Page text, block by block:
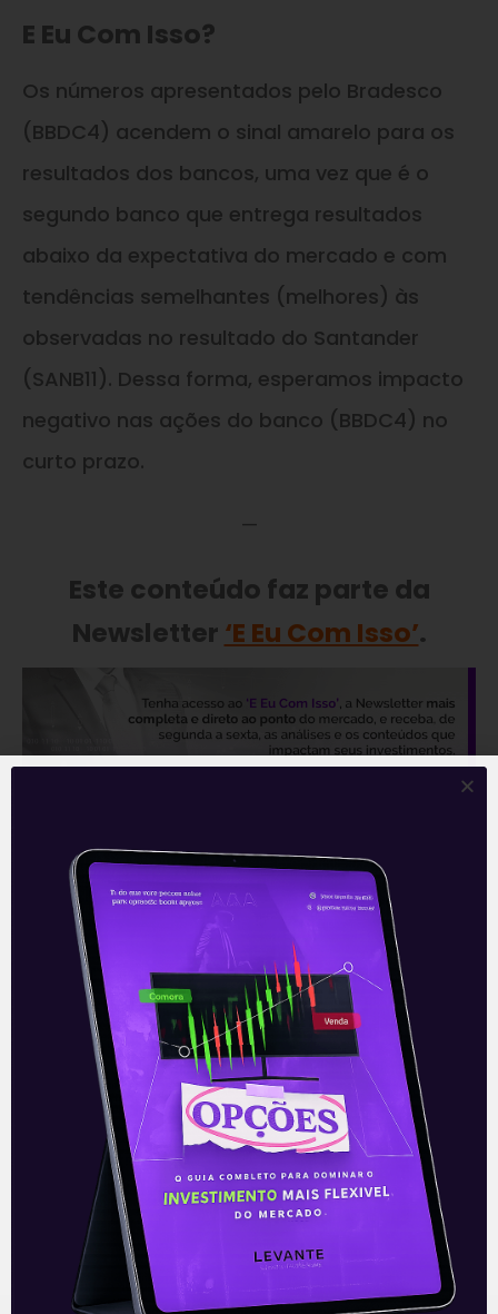
E Eu Com Isso?
Os números apresentados pelo Bradesco
(BBDC4) acendem o sinal amarelo para os
resultados dos bancos, uma vez que é o
segundo banco que entrega resultados
abaixo da expectativa do mercado e com
tendências semelhantes (melhores) às
observadas no resultado do Santander
(SANB11). Dessa forma, esperamos impacto
negativo nas ações do banco (BBDC4) no
curto prazo.
—
Este conteúdo faz parte da
Newsletter ‘E Eu Com Isso’.
Leia também:
Resultados do Bradesco
(BBDC4) do 3T21.
Acompanhe nossas Redes Sociais!
O conteúdo foi útil para você? Compartilhe!